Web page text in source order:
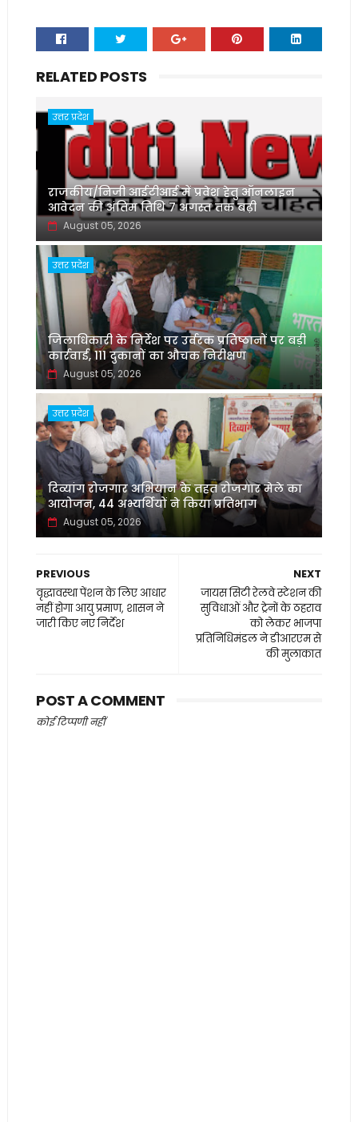
RELATED POSTS
उत्तर प्रदेश
राजकीय/निजी आईटीआई में प्रवेश हेतु ऑनलाइन
आवेदन की अंतिम तिथि 7 अगस्त तक बढ़ी
August 05, 2026
उत्तर प्रदेश
जिलाधिकारी के निर्देश पर उर्वरक प्रतिष्ठानों पर बड़ी
कार्रवाई, 111 दुकानों का औचक निरीक्षण
August 05, 2026
उत्तर प्रदेश
दिव्यांग रोजगार अभियान के तहत रोजगार मेले का
आयोजन, 44 अभ्यर्थियों ने किया प्रतिभाग
August 05, 2026
NEXT
जायस सिटी रेलवे स्टेशन की
सुविधाओं और ट्रेनों के ठहराव
को लेकर भाजपा
प्रतिनिधिमंडल ने डीआरएम से
की मुलाकात
PREVIOUS
वृद्धावस्था पेंशन के लिए आधार
नहीं होगा आयु प्रमाण, शासन ने
जारी किए नए निर्देश
POST A COMMENT
कोई टिप्पणी नहीं